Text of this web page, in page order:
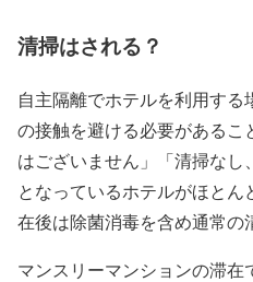
清掃はされる？
自主隔離でホテルを利用する
の接触を避ける必要がある
はございません」「清掃な
となっているホテルがほと
在後は除菌消毒を含め通常の
マンスリーマンションの滞